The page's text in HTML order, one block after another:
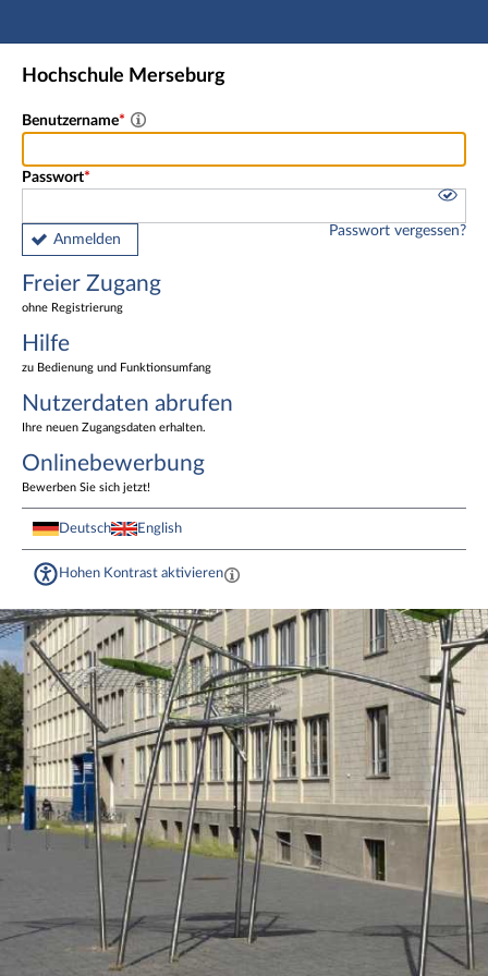
Hauptnavigation
Freier Zugang
Nutzerdaten abrufen
Fußzeile
Hochschule Merseburg
Benutzername
Passwort
Anmelden
Passwort vergessen?
Freier Zugang
ohne Registrierung
Hilfe
zu Bedienung und Funktionsumfang
Nutzerdaten abrufen
Ihre neuen Zugangsdaten erhalten.
Onlinebewerbung
Bewerben Sie sich jetzt!
Deutsch English
Hohen Kontrast aktivieren